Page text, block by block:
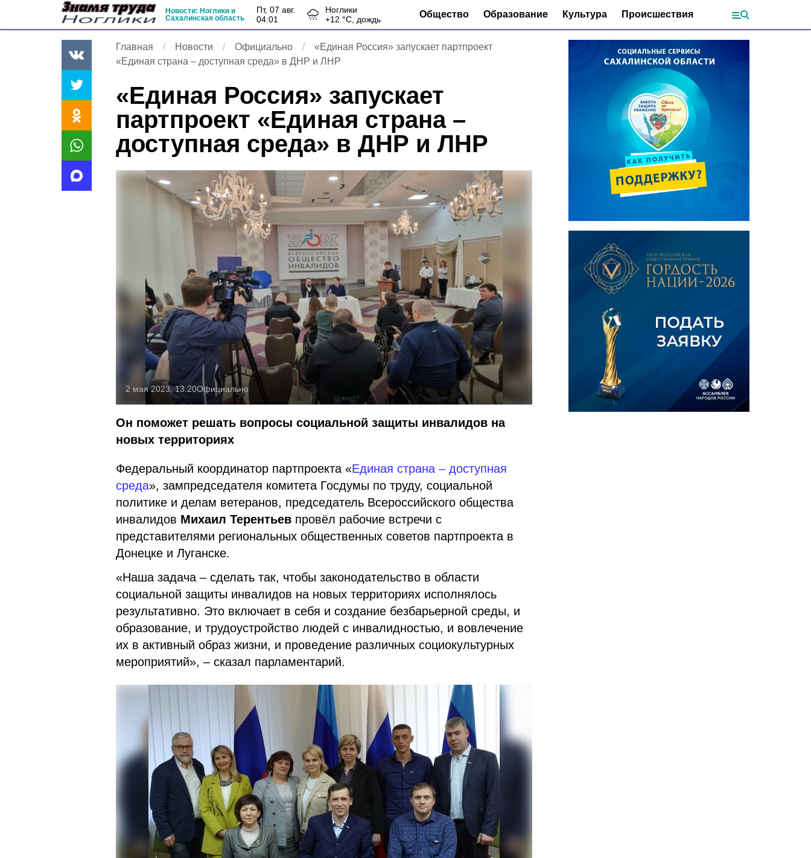
Новости: Ноглики и
Сахалинская область
пт, 07 авг.
04:01
Ноглики
+12 °С, дождь Общество Образование Культура Происшествия
Главная Новости Официально
«Единая Россия» запускает партпроект
«Единая страна – доступная среда» в ДНР и ЛНР
«Единая Россия» запускает
партпроект «Единая страна –
доступная среда» в ДНР и ЛНР
2 мая 2023, 13:20Официально
Он поможет решать вопросы социальной защиты инвалидов на
новых территориях
Федеральный координатор партпроекта «Единая страна – доступная
среда», зампредседателя комитета Госдумы по труду, социальной
политике и делам ветеранов, председатель Всероссийского общества
инвалидов Михаил Терентьев провёл рабочие встречи с
представителями региональных общественных советов партпроекта в
Донецке и Луганске.
«Наша задача – сделать так, чтобы законодательство в области
социальной защиты инвалидов на новых территориях исполнялось
результативно. Это включает в себя и создание безбарьерной среды, и
образование, и трудоустройство людей с инвалидностью, и вовлечение
их в активный образ жизни, и проведение различных социокультурных
мероприятий», – сказал парламентарий.